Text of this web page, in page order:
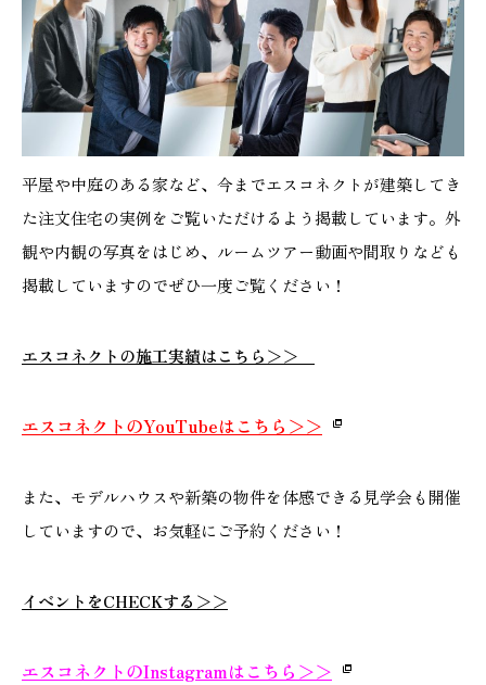
平屋や中庭のある家など、今までエスコネクトが建築してき
た注文住宅の実例をご覧いただけるよう掲載しています。外
観や内観の写真をはじめ、ルームツアー動画や間取りなども
掲載していますのでぜひ一度ご覧ください！
エスコネクトの施工実績はこちら＞＞
エスコネクトのYouTubeはこちら＞＞
また、モデルハウスや新築の物件を体感できる見学会も開催
していますので、お気軽にご予約ください！
イベントをCHECKする＞＞
エスコネクトのInstagramはこちら ＞＞